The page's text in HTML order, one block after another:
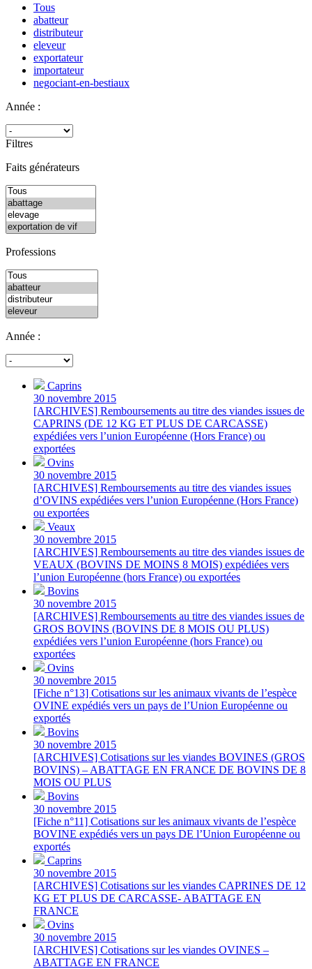
Tous
abatteur
distributeur
eleveur
exportateur
importateur
negociant-en-bestiaux
Année :
Filtres
Faits générateurs
Professions
Année :
Caprins
30 novembre 2015
[ARCHIVES] Remboursements au titre des viandes issues de
CAPRINS (DE 12 KG ET PLUS DE CARCASSE)
expédiées vers l’union Européenne (Hors France) ou
exportées
Ovins
30 novembre 2015
[ARCHIVES] Remboursements au titre des viandes issues
d’OVINS expédiées vers l’union Européenne (Hors France)
ou exportées
Veaux
30 novembre 2015
[ARCHIVES] Remboursements au titre des viandes issues de
VEAUX (BOVINS DE MOINS 8 MOIS) expédiées vers
l’union Européenne (hors France) ou exportées
Bovins
30 novembre 2015
[ARCHIVES] Remboursements au titre des viandes issues de
GROS BOVINS (BOVINS DE 8 MOIS OU PLUS)
expédiées vers l’union Européenne (hors France) ou
exportées
Ovins
30 novembre 2015
[Fiche n°13] Cotisations sur les animaux vivants de l’espèce
OVINE expédiés vers un pays de l’Union Européenne ou
exportés
Bovins
30 novembre 2015
[ARCHIVES] Cotisations sur les viandes BOVINES (GROS
BOVINS) – ABATTAGE EN FRANCE DE BOVINS DE 8
MOIS OU PLUS
Bovins
30 novembre 2015
[Fiche n°11] Cotisations sur les animaux vivants de l’espèce
BOVINE expédiés vers un pays DE l’Union Européenne ou
exportés
Caprins
30 novembre 2015
[ARCHIVES] Cotisations sur les viandes CAPRINES DE 12
KG ET PLUS DE CARCASSE- ABATTAGE EN
FRANCE
Ovins
30 novembre 2015
[ARCHIVES] Cotisations sur les viandes OVINES –
ABATTAGE EN FRANCE